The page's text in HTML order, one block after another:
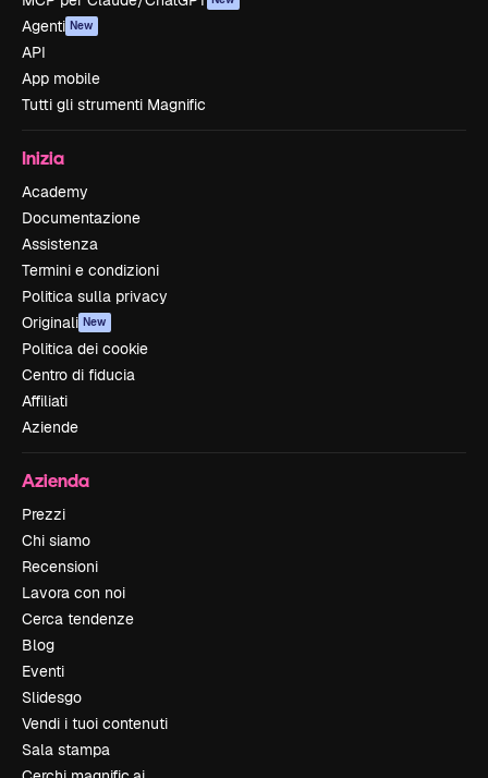
Agenti New
API
App mobile
Tutti gli strumenti Magnific
Inizia
Academy
Documentazione
Assistenza
Termini e condizioni
Politica sulla privacy
Originali New
Politica dei cookie
Centro di fiducia
Affiliati
Aziende
Azienda
Prezzi
Chi siamo
Recensioni
Lavora con noi
Cerca tendenze
Blog
Eventi
Slidesgo
Vendi i tuoi contenuti
Sala stampa